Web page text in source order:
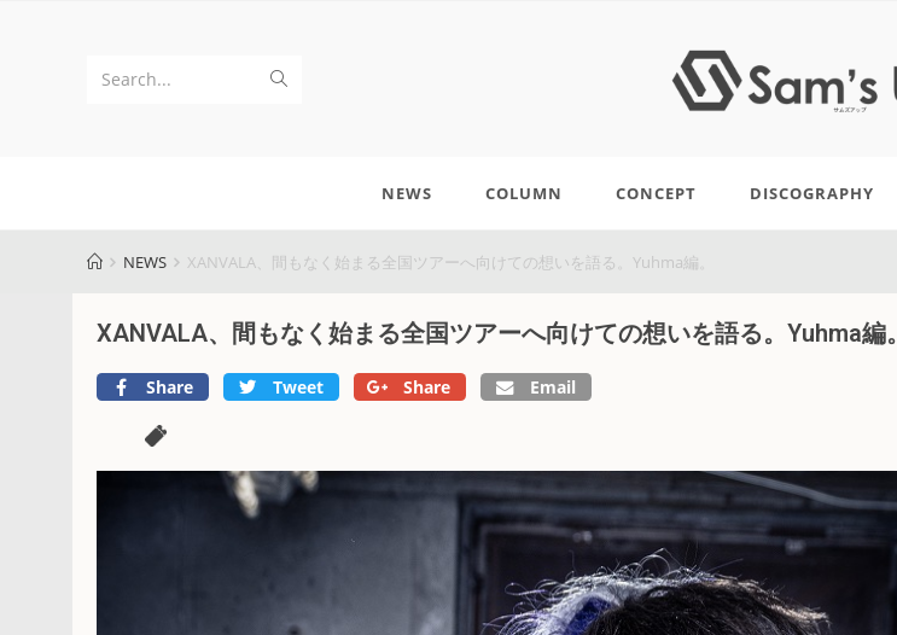
Search...
NEWS COLUMN CONCEPT DISCOGRAPHY
NEWS XANVALA、間もなく始まる全国ツアーへ向けての想いを語る。Yuhma編。
XANVALA、間もなく始まる全国ツアーへ向けての想いを語る。Yuhma編。
Share Tweet Share Email